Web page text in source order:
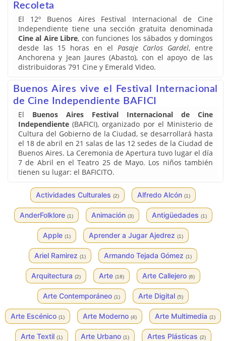
Recoleta
El 12º Buenos Aires Festival Internacional de Cine
Independiente tiene una sección gratuita denominada
Cine al Aire Libre, con funciones los sábados y domingos
desde las 15 horas en el Pasaje Carlos Gardel, entre
Anchorena y Jean Jaures (Abasto), con el apoyo de las
distribuidoras 791 Cine y Emerald Video.
Buenos Aires vive el Festival Internacional
de Cine Independiente BAFICI
El Buenos Aires Festival Internacional de Cine
Independiente (BAFICI), organizado por el Ministerio de
Cultura del Gobierno de la Ciudad, se desarrollará hasta
el 18 de abril en 21 salas de las 12 sedes de la Ciudad de
Buenos Aires. La Ceremonia de Apertura tuvo lugar el día
7 de Abril en el Teatro 25 de Mayo. Los niños también
tienen su lugar: el BAFICITO.
Actividades Culturales (2) Alfredo Alcón (1)
AnderFolklore (1) Animación (3) Antigüedades (1)
Apple (1) Aprender a Jugar Ajedrez (1)
Ariel Ramirez (1) Armando Tejada Gómez (1)
Arquitectura (2) Arte (18) Arte Callejero (6)
Arte Contemporáneo (1) Arte Digital (5)
Arte Escénico (1) Arte Moderno (4) Arte Multimedia (1)
Arte Textil (1) Arte Urbano (1) Artes Plásticas (2)